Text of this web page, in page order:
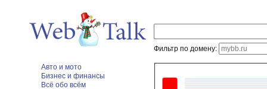
Фильтр по домену:
Авто и мото
Бизнес и финансы
Всё обо всём